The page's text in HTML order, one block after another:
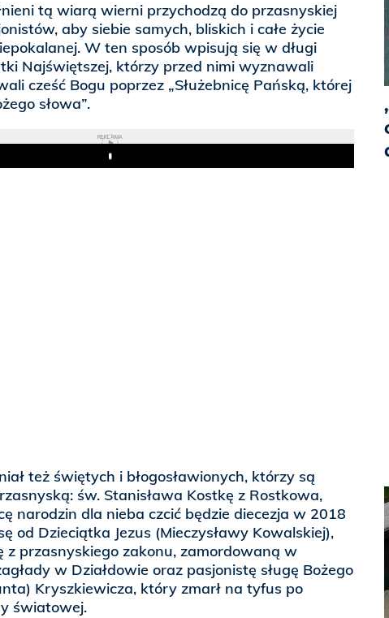
tą wiarą wierni przychodzą do przasnyskiej
aby siebie samych, bliskich i całe życie
W ten sposób wpisują się w długi
Najświętszej, którzy przed nimi wyznawali
cześć Bogu poprzez „Służebnicę Pańską, której
słowa”.
REKLAMA
Play
też świętych i błogosławionych, którzy są
św. Stanisława Kostkę z Rostkowa,
narodzin dla nieba czcić będzie diecezja w 2018
od Dzieciątka Jezus (Mieczysławy Kowalskiej),
z przasnyskiego zakonu, zamordowaną w
w Działdowie oraz pasjonistę sługę Bożego
Kryszkiewicza, który zmarł na tyfus po
światowej.